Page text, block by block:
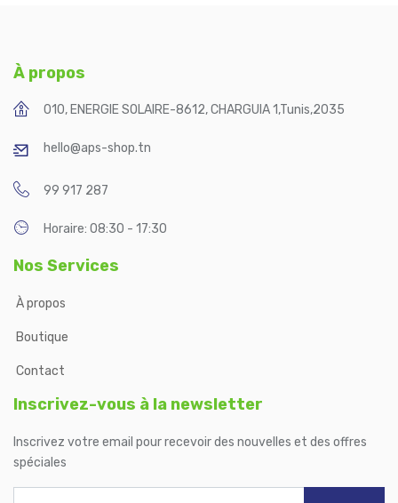
À propos
010, ENERGIE SOLAIRE-8612, CHARGUIA 1,Tunis,2035
hello@aps-shop.tn
99 917 287
Horaire: 08:30 - 17:30
Nos Services
À propos
Boutique
Contact
Inscrivez-vous à la newsletter
Inscrivez votre email pour recevoir des nouvelles et des offres
spéciales